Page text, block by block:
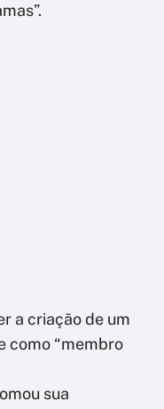
a criação de um
como “membro
sua